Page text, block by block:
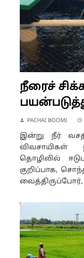
நீரைச்
PACHAI BOOMI
இன்று நீர்
தொழிலில்
குறிப்பாக,